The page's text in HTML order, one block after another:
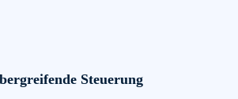
Steuerung